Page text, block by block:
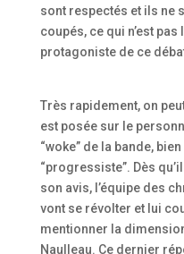
sont respectés et ils ne
coupés, ce qui n’est
protagoniste de ce
Très rapidement, on
est posée sur le
“woke” de la bande,
“progressiste”. Dès
son avis, l’équipe des
vont se révolter et lui
mentionner la
Naulleau. Ce dernier